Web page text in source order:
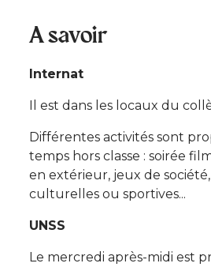
A savoir
Internat
Il est dans les locaux du
Différentes activités sont
temps hors classe : soirée
en extérieur, jeux de
culturelles ou sportives...
UNSS
Le mercredi après-midi est